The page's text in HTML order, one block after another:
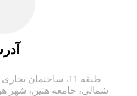
طبقه 11، ساختمان
شمالی، جامعه هتین، شهر